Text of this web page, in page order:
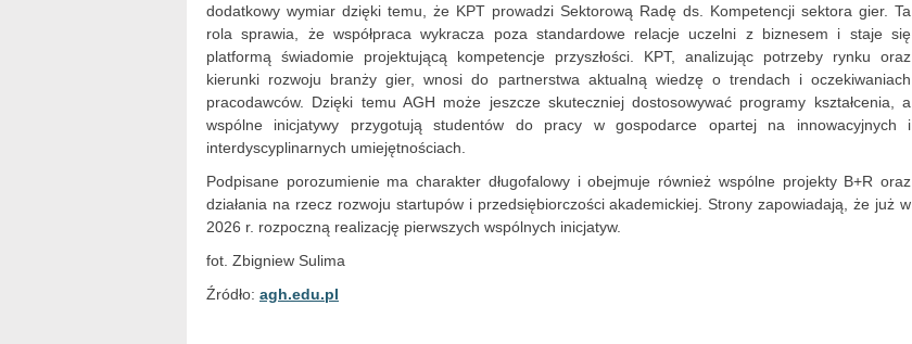
dodatkowy wymiar dzięki temu, że KPT prowadzi Sektorową Radę ds. Kompetencji sektora gier. Ta
rola sprawia, że współpraca wykracza poza standardowe relacje uczelni z biznesem i staje się
platformą świadomie projektującą kompetencje przyszłości. KPT, analizując potrzeby rynku oraz
kierunki rozwoju branży gier, wnosi do partnerstwa aktualną wiedzę o trendach i oczekiwaniach
pracodawców. Dzięki temu AGH może jeszcze skuteczniej dostosowywać programy kształcenia, a
wspólne inicjatywy przygotują studentów do pracy w gospodarce opartej na innowacyjnych i
interdyscyplinarnych umiejętnościach.
Podpisane porozumienie ma charakter długofalowy i obejmuje również wspólne projekty B+R oraz
działania na rzecz rozwoju startupów i przedsiębiorczości akademickiej. Strony zapowiadają, że już w
2026 r. rozpoczną realizację pierwszych wspólnych inicjatyw.
fot. Zbigniew Sulima
Źródło: agh.edu.pl